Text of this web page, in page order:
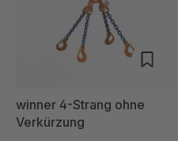
winner 4-Strang ohne
Verkürzung